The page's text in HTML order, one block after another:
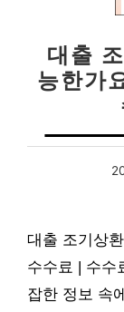
대출
능한가
대출 조기상
수수료 | 수수
잡한 정보 속